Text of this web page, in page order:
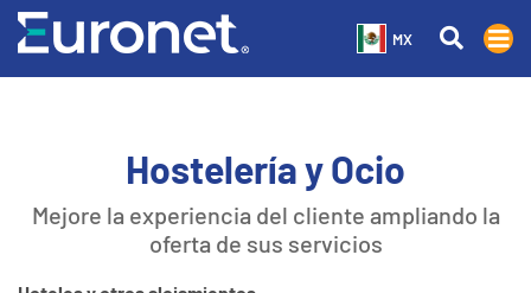
MX
Hostelería y Ocio
Mejore la experiencia del cliente ampliando la
oferta de sus servicios